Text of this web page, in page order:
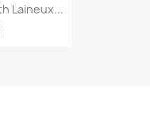
Laineux...